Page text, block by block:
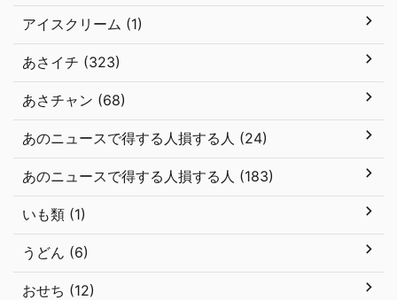
アイスクリーム (1)
あさイチ (323)
あさチャン (68)
あのニュースで得する人損する人 (24)
あのニュースで得する人損する人 (183)
いも類 (1)
うどん (6)
おせち (12)